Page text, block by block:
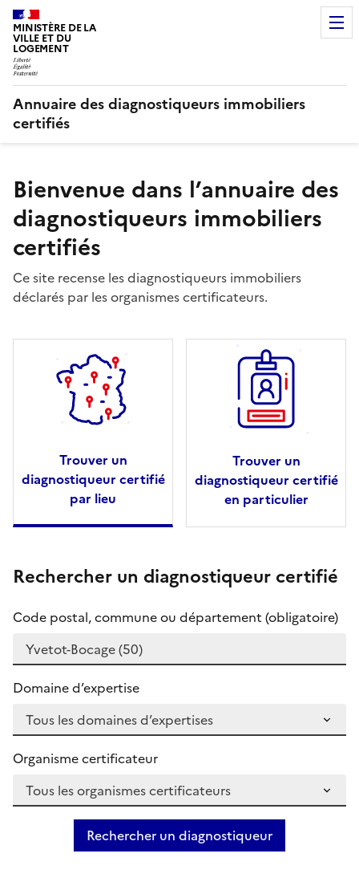
MINISTÈRE DE LA
VILLE ET DU
LOGEMENT
Annuaire des diagnostiqueurs immobiliers
certifiés
Bienvenue dans l’annuaire des
diagnostiqueurs immobiliers
certifiés
Ce site recense les diagnostiqueurs immobiliers
déclarés par les organismes certificateurs.
Trouver un
diagnostiqueur certifié
par lieu
Trouver un
diagnostiqueur certifié
en particulier
Rechercher un diagnostiqueur certifié
Code postal, commune ou département (obligatoire)
Domaine d’expertise
Organisme certificateur
Rechercher un diagnostiqueur